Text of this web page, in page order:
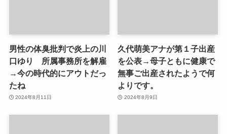
男性の体臭批判で炎上の川
口ゆり 所属事務所を解雇
→今の時代的にアウトだっ
たね
2024年8月11日
久代萌美アナが第１子出産
を公表→母子ともに健康で
無事ご出産されたようで何
よりです。
2024年8月9日